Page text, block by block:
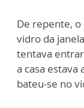
De repente,
vidro da
tentava
a casa estava
bateu-se no